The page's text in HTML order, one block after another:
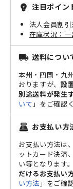
emoji_objects 注目ポイン
法人会員割
local_shipping 送料につい
本州・四国・九
おりますが、 設
別途送料が発生
いて 」をご確認
point_of_sale お支払い方
お支払い方法は
ットカード決済
い等となります
だけるお支払い
い方法 」をご確